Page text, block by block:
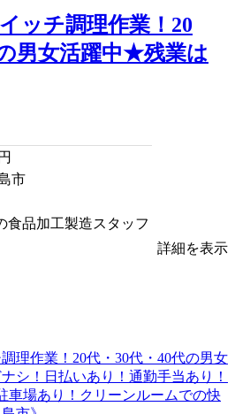
ッチ調理作業！20
男女活躍中★残業は
円
市
食品加工製造スタッフ
詳細を表示